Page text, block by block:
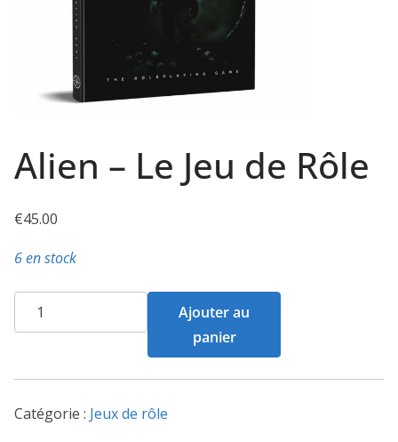
Alien – Le Jeu de Rôle
€45.00
6 en stock
quantité
de
-
Ajouter au
panier
Catégorie : Jeux de rôle